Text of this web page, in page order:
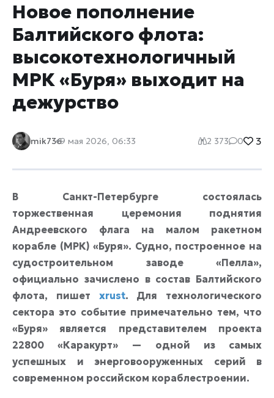
Новое пополнение
Балтийского флота:
высокотехнологичный
МРК «Буря» выходит на
дежурство
mik7369 мая 2026, 06:33 2 373 0 3
В Санкт-Петербурге состоялась
торжественная церемония поднятия
Андреевского флага на малом ракетном
корабле (МРК) «Буря». Судно, построенное на
судостроительном заводе «Пелла»,
официально зачислено в состав Балтийского
флота, пишет xrust. Для технологического
сектора это событие примечательно тем, что
«Буря» является представителем проекта
22800 «Каракурт» — одной из самых
успешных и энерговооруженных серий в
современном российском кораблестроении.